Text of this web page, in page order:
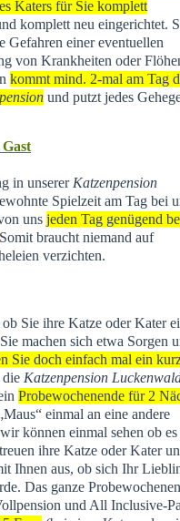
Katers für Sie komplett
komplett neu eingerichtet.
Gefahren einer eventuellen
von Krankheiten oder
kommt mind. 2-mal am Tag
und putzt jedes
in unserer Katzenpension
Spielzeit am Tag bei
uns jeden Tag genügend
braucht niemand auf
verzichten.
Sie ihre Katze oder Kater
machen sich etwa Sorgen
Sie doch einfach mal ein
Katzenpension
Probewochenende für 2
einmal an eine andere
können einmal sehen ob es
ihre Katze oder Kater
Ihnen aus, ob sich Ihr
Das ganze
und All Inclusive-